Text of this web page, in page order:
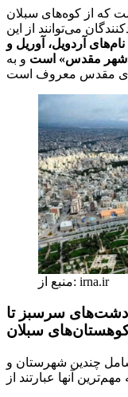
که از کوه‌های سبلان
می‌توانند از این
نام‌های آردویل، آوریل و
«شهر مقدس» است و به
منبع از: irna.ir
دشت‌های سرسبز تا
سبلان
چندین شهرستان و